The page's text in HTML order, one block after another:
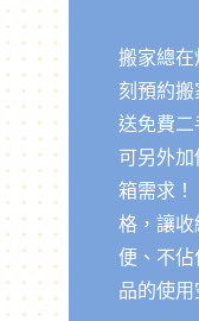
搬家總
刻預約
送免費
可另外
箱需求
格，讓
便、不
品的使用